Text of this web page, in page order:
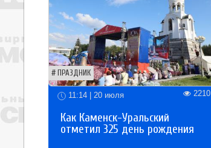
ПРАЗДНИК
11:14 | 20 июля 2210
Как Каменск-Уральский
отметил 325 день рождения